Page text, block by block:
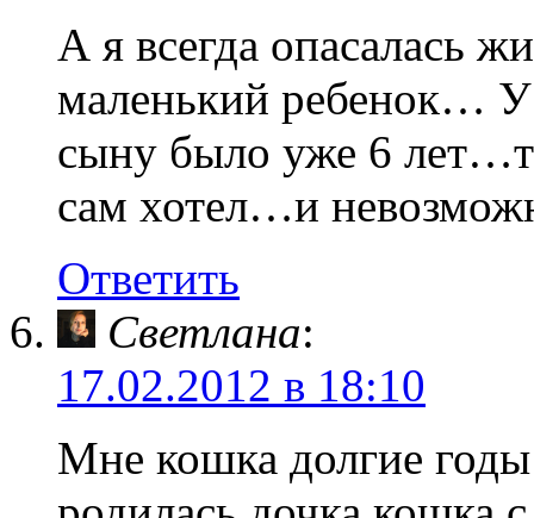
А я всегда опасалась
маленький ребенок… У
сыну было уже 6
сам хотел…и
Ответить
Светлана:
17.02.2012 в 18:10
Мне кошка долгие годы